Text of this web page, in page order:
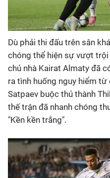
Dù phải thi đấu trên sân
chóng thể hiện sự vượt
chủ nhà Kairat Almaty đã
ra tình huống nguy hiểm từ
Satpaev buộc thủ thành
thế trận đã nhanh chóng
"Kền kền trắng".